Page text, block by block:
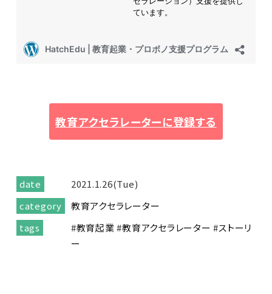
教育アクセラレーターに登録する
date
2021.1.26(Tue)
category
教育アクセラレーター
tags
#教育起業#教育アクセラレーター #ストーリ
ー